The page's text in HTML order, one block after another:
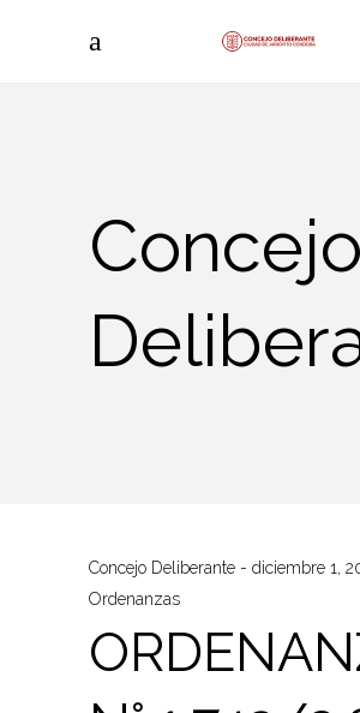
Concejo
Concejo Deliberante
diciembre 1,
Ordenanzas